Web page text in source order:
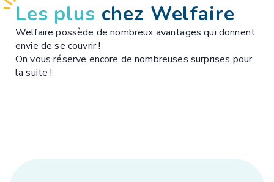
Les plus chez Welfaire
Welfaire possède de nombreux avantages qui donnent
envie de se couvrir !
On vous réserve encore de nombreuses surprises pour
la suite !